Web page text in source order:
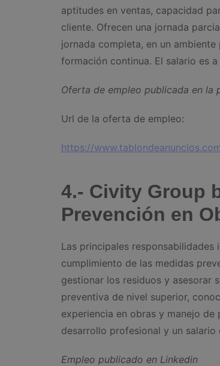
aptitudes en ventas, capacidad
cliente. Ofrecen una jornada
jornada completa, en un
formación continua. El salario es
Oferta de empleo publicada en la
Url de la oferta de empleo:
https://
4.- Civity Group
Prevención en
Las principales
cumplimiento de las medidas
gestionar los residuos y asesorar
preventiva de nivel superior,
experiencia en obras y manejo
desarrollo profesional y un
Empleo publicado en Linkedin